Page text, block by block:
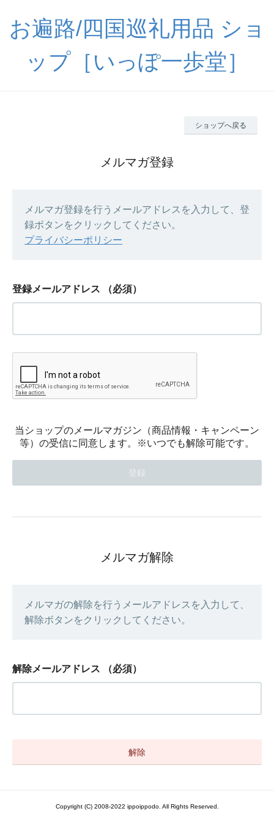
お遍路/四国巡礼用品 ショ
ップ［いっぽ一歩堂］
ショップへ戻る
メルマガ登録
メルマガ登録を行うメールアドレスを入力して、登
録ボタンをクリックしてください。
プライバシーポリシー
登録メールアドレス （必須）
当ショップのメールマガジン（商品情報・キャンペーン
等）の受信に同意します。※いつでも解除可能です。
メルマガ解除
メルマガの解除を行うメールアドレスを入力して、
解除ボタンをクリックしてください。
解除メールアドレス （必須）
Copyright (C) 2008-2022 ippoippodo. All Rights Reserved.